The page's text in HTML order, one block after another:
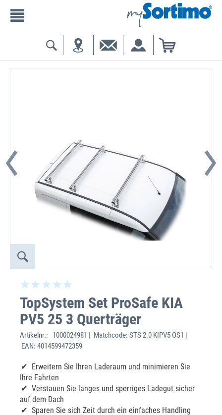
TopSystem Set ProSafe KIA
PV5 25 3 Querträger
Artikelnr.:
1000024981 | Matchcode: STS 2.0 KIPV5 OS1 |
EAN: 4014599472359
Erweitern Sie Ihren Laderaum und minimieren Sie
Ihre Fahrten
Verstauen Sie langes und sperriges Ladegut sicher
auf dem Dach
Sparen Sie sich Zeit durch ein einfaches Handling